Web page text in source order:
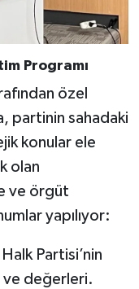
Programı
özel
partinin sahadaki
konular ele
olan
ve örgüt
yapılıyor:
Partisi’nin
ve değerleri.